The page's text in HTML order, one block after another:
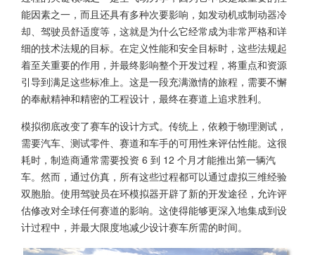
能因素之一，而且还具有多种次要影响，如发动机或制动器冷
却、驾驶员舒适度等，这就是为什么它经常成为非常严格和详
细的技术法规的目标。在定义性能和安全目标时，这些法规起
着至关重要的作用，并最终影响整个开发过程，将重点和资源
引导到满足这些标准上。这是一段充满激情的旅程，需要不懈
的奉献精神和精密的工程设计，最终在赛道上追求胜利。
模拟彻底改变了赛车的设计方式。传统上，依赖于物理测试，
需要汽车、测试零件、赛道和车手的可用性来评估性能。这很
耗时，制造商通常需要投资 6 到 12 个月才能推出第一辆汽
车。然而，通过仿真，所有这些过程都可以通过虚拟三维经验
双胞胎。使用驾驶员在环模拟器开辟了新的开发途径，允许评
估修改对全球任何赛道的影响。这使得能够更深入地集成到设
计过程中，并最大限度地减少设计赛车所需的时间。